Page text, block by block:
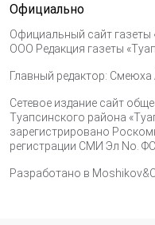
Официально
Официальный сайт газеты
ООО Редакция газеты
Главный редактор: Смеюха
Сетевое издание сайт
Туапсинского района
зарегистрировано
регистрации СМИ Эл No.
Разработано в